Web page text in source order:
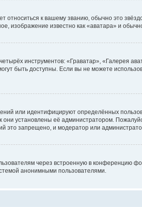
к вашему званию, обычно это
изображение известно как «аватара» и
инструментов: «Граватар», «Галерея
быть доступны. Если вы не можете
или идентифицируют определённых
установлены её администратором.
запрещено, и модератор или
через встроенную в конференцию
анонимными пользователями.